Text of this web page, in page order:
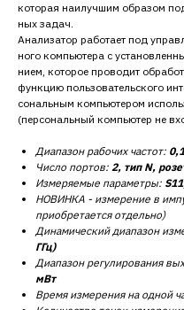
которая наилучшим образом
ных задач.
Анализатор работает под
ного компьютера с
нием, которое проводит
функцию пользовательского
сональным компьютером
(персональный компьютер не
Диапазон рабочих частот:
Число портов: 2, тип N,
Измеряемые параметры:
НОВИНКА - измерение в
приобретается отдельно)
Динамический диапазон
ГГц)
Диапазон регулирования
мВт
Время измерения на одной